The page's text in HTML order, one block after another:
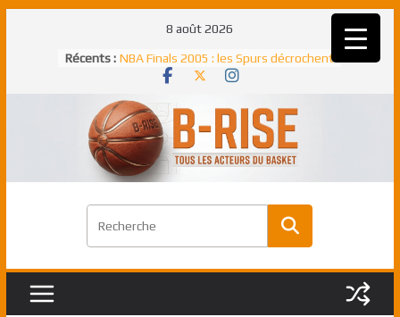
8 août 2026
Récents : meilleur défenseur d’une saison NBA
NBA Finals 2005 : les Spurs décrochent
un troisième titre NBA, la rude bataille
face aux Pistons
NBA Finals 2021 : les Bucks et Giannis
Antetokounmpo triomphent, le Greek
Freek élu MVP
Shai Gilgeous-Alexander : son premier
match à plus de 40 points en NBA, le
canadien transcendant face aux Spurs
l’année